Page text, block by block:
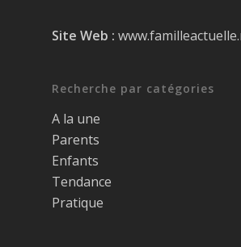
Site Web :
Recherche par catégories
A la une
Parents
Enfants
Tendance
Pratique